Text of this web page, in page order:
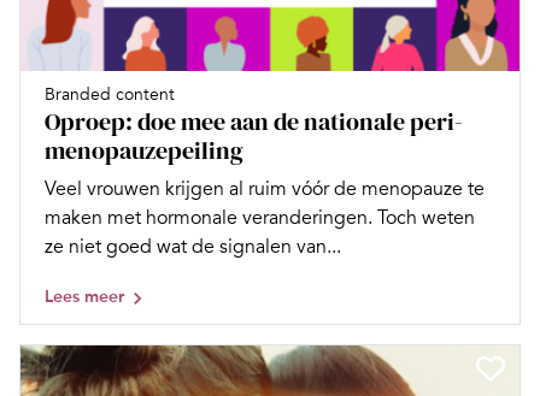
Branded content
Oproep: doe mee aan de nationale peri-
menopauzepeiling
Veel vrouwen krijgen al ruim vóór de menopauze te
maken met hormonale veranderingen. Toch weten
ze niet goed wat de signalen van...
Lees meer